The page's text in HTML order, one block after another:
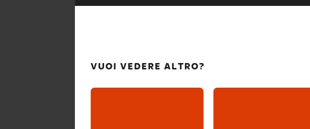
VUOI VEDERE ALTRO?